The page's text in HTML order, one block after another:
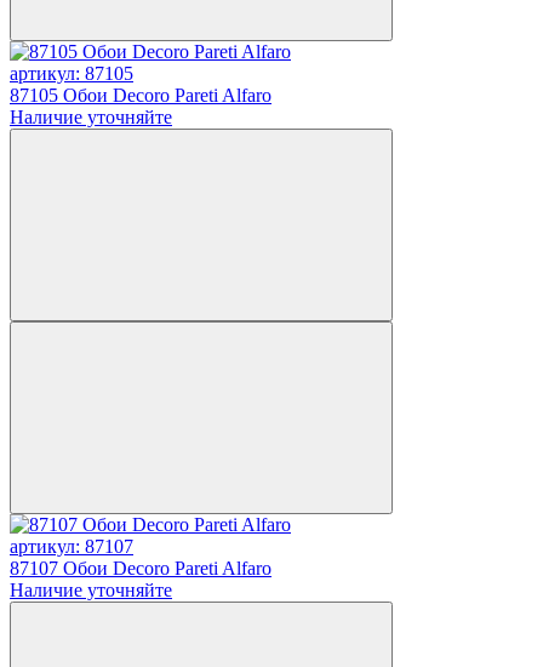
артикул: 87105
87105 Обои Decoro Pareti Alfaro
Наличие уточняйте
артикул: 87107
87107 Обои Decoro Pareti Alfaro
Наличие уточняйте